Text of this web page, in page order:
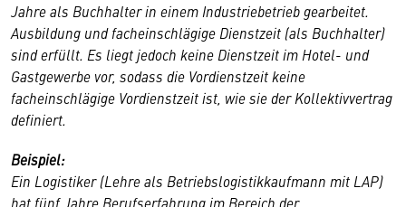
Jahre als Buchhalter in einem Industriebetrieb gearbeitet.
Ausbildung und facheinschlägige Dienstzeit (als Buchhalter)
sind erfüllt. Es liegt jedoch keine Dienstzeit im Hotel- und
Gastgewerbe vor, sodass die Vordienstzeit keine
facheinschlägige Vordienstzeit ist, wie sie der Kollektivvertrag
definiert.
Beispiel:
Ein Logistiker (Lehre als Betriebslogistikkaufmann mit LAP)
hat fünf Jahre Berufserfahrung im Bereich der